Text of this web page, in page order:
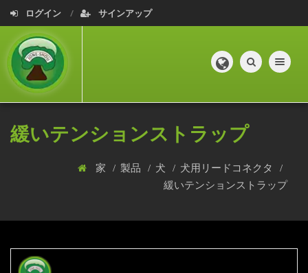
ログイン サインアップ
Toggle
緩いテンションストラップ
家 製品 犬
犬用リードコネクタ
緩いテンションストラップ